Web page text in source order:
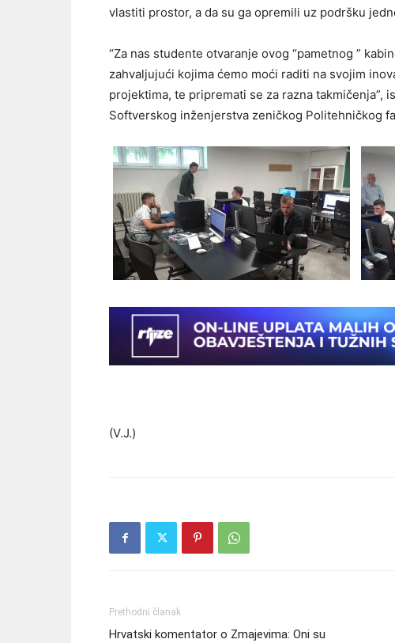
vlastiti prostor, a da su ga opremili uz podršku
“Za nas studente otvaranje ovog “pametnog ”
zahvaljujući kojima ćemo moći raditi na svojim
projektima, te pripremati se za razna takmičenja”,
Softverskog inženjerstva zeničkog Politehničkog
(V.J.)
Prethodni članak
Hrvatski komentator o Zmajevima: Oni su